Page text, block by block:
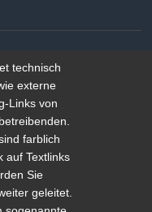
technisch
externe
Links von
farblich
auf Textlinks
Sie
geleitet.